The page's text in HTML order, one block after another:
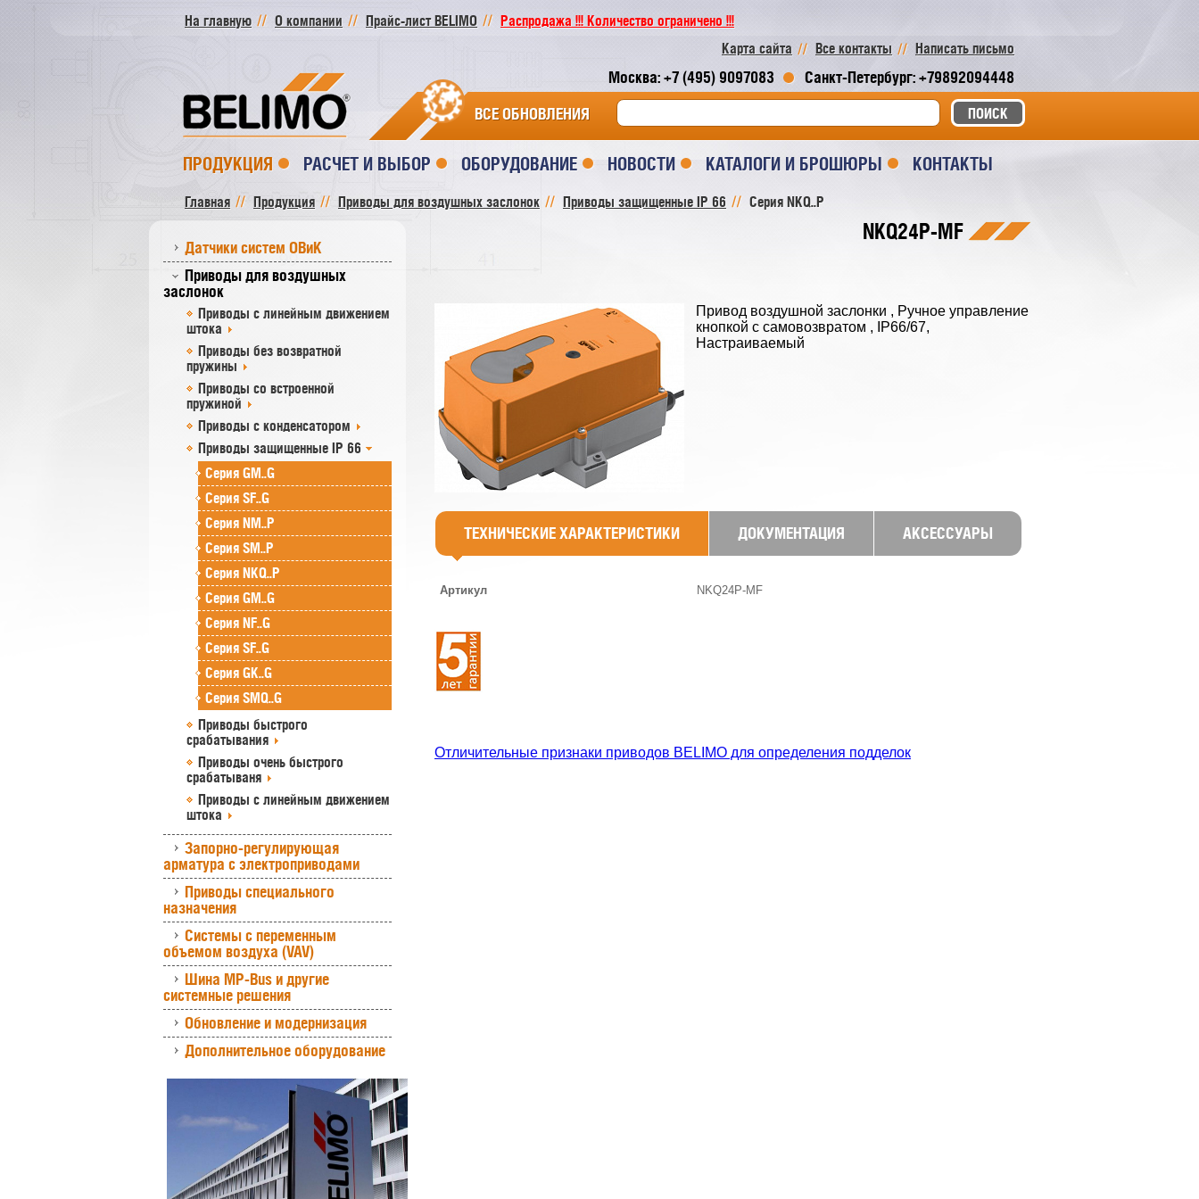
На главную О компании Прайс-лист BELIMO
Распродажа !!! Количество ограничено !!!
Карта сайта
Все контакты Написать письмо
Москва: +7 (495) 9097083
Санкт-Петербург: +79892094448
ВСЕ ОБНОВЛЕНИЯ
ПРОДУКЦИЯ РАСЧЕТ И ВЫБОР ОБОРУДОВАНИЕ НОВОСТИ КАТАЛОГИ И БРОШЮРЫ КОНТАКТЫ
Главная Продукция Приводы для воздушных заслонок Приводы защищенные IP 66 Серия NKQ..P
Датчики систем ОВиК
Приводы для воздушных
заслонок
Приводы с линейным движением
штока
Приводы без возвратной
пружины
Приводы со встроенной
пружиной
Приводы с конденсатором
Приводы защищенные IP 66
Серия GM..G
Серия SF..G
Серия NM..P
Серия SM..P
Серия NKQ..P
Серия GM..G
Серия NF..G
Серия SF..G
Серия GK..G
Серия SMQ..G
Приводы быстрого
срабатывания
Приводы очень быстрого
срабатываня
Приводы с линейным движением
штока
Запорно-регулирующая
арматура с электроприводами
Приводы специального
назначения
Системы с переменным
объемом воздуха (VAV)
Шина MP-Bus и другие
системные решения
Обновление и модернизация
Дополнительное оборудование
NKQ24P-MF
Привод воздушной заслонки , Ручное управление
кнопкой с самовозвратом , IP66/67,
Настраиваемый
ТЕХНИЧЕСКИЕ ХАРАКТЕРИСТИКИ ДОКУМЕНТАЦИЯ АКСЕССУАРЫ
Артикул NKQ24P-MF
Отличительные признаки приводов BELIMO для определения подделок